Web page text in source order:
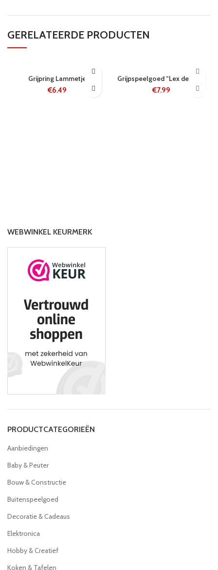
GERELATEERDE PRODUCTEN
Grijpring Lammetje
€6.49
Grijpspeelgoed “Lex de Vos”
€7.99
WEBWINKEL KEURMERK
PRODUCTCATEGORIEËN
Aanbiedingen
Baby & Peuter
Bouw & Constructie
Buitenspeelgoed
Decoratie & Cadeaus
Elektronica
Hobby & Creatief
Koken & Tafelen